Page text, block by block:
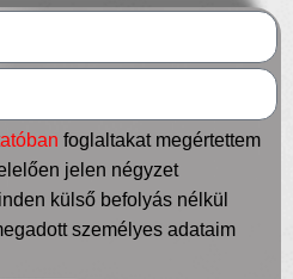
foglaltakat megértettem
jelen négyzet
külső befolyás nélkül
személyes adataim